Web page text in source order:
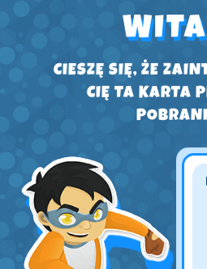
CIESZĘ SIĘ, ŻE
CIĘ TA KARTA